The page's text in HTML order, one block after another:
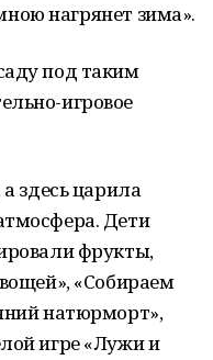
нагрянет зима».
под таким
игровое
здесь царила
Дети
фрукты,
«Собираем
натюрморт»,
игре «Лужи и